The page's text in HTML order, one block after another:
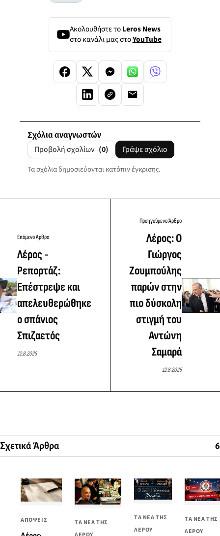
Ακολουθήστε τοLeros News
στο κανάλι μας στοYouTube
Σχόλια αναγνωστών
Προβολή σχολίων (0) Γράψε σχόλιο
Τα σχόλια δημοσιεύονται κατόπιν έγκρισης.
Επόμενο Άρθρο
Λέρος -
Ρεπορτάζ:
Επέστρεψε και
απελευθερώθηκε
ο σπάνιος
Σπιζαετός
12.8.2025
Προηγούμενο Άρθρο
Λέρος: Ο
Γιώργος
Ζουμπούλης
παρών στην
πιο δύσκολη
στιγμή του
Αντώνη
Σαμαρά
12.8.2025
Σχετικά Άρθρα 6
ΑΠΟΨΕΙΣ
ΤΑ ΝΕΑ ΤΗΣ
ΤΑ ΝΕΑ ΤΗΣ
ΛΕΡΟΥ
ΤΑ ΝΕΑ ΤΗΣ
ΛΕΡΟΥ